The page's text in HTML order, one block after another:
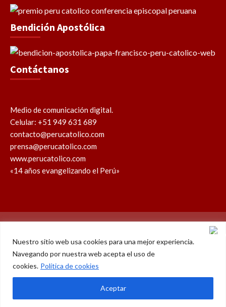
Nuestro sitio web usa cookies para una mejor experiencia.
Navegando por nuestra web acepta el uso de
cookies. Política de cookies
Aceptar
Bendición Apostólica
Contáctanos
Medio de comunicación digital.
Celular: +51 949 631 689
contacto@perucatolico.com
prensa@perucatolico.com
www.perucatolico.com
«14 años evangelizando el Perú»
Política de cookies Política de privacidad
WhatsAppFacebookYoutubeInstagram
X
© Derechos reservados 2026 – Perú Católico | 14 años
evangelizando el Perú